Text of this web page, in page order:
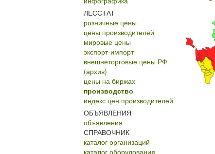
ЛЕССТАТ
розничные цены
цены производителей
мировые цены
экспорт-импорт
внешнеторговые цены РФ
(архив)
цены на биржах
производство
индекс цен производителей
ОБЪЯВЛЕНИЯ
объявления
СПРАВОЧНИК
каталог организаций
каталог оборудования